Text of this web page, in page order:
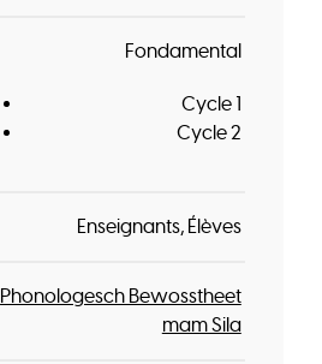
Fondamental
Cycle 1
Cycle 2
Enseignants Élèves
Phonologesch Bewosstheet
mam Sila